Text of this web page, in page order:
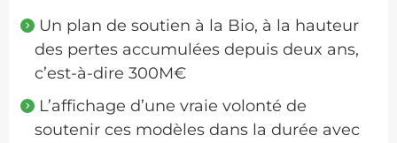
Un plan de soutien à la Bio, à la hauteur
des pertes accumulées depuis deux ans,
c’est-à-dire 300M€
L’affichage d’une vraie volonté de
soutenir ces modèles dans la durée avec